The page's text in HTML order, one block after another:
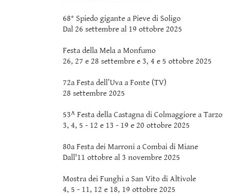
68° Spiedo gigante a Pieve di Soligo
Dal 26 settembre al 19 ottobre 2025
Festa della Mela a Monfumo
26, 27 e 28 settembre e 3, 4 e 5 ottobre 2025
72a Festa dell’Uva a Fonte (TV)
28 settembre 2025
53^ Festa della Castagna di Colmaggiore a Tarzo
3, 4, 5 - 12 e 13 - 19 e 20 ottobre 2025
80a Festa dei Marroni a Combai di Miane
Dall'11 ottobre al 3 novembre 2025
Mostra dei Funghi a San Vito di Altivole
4, 5 - 11, 12 e 18, 19 ottobre 2025